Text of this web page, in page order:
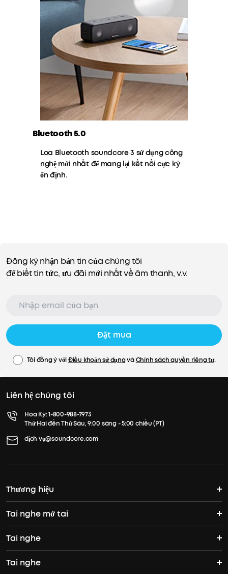
Bluetooth 5.0
Loa Bluetooth soundcore 3 sử dụng công
nghệ mới nhất để mang lại kết nối cực kỳ
ổn định.
Đăng ký nhận bản tin của chúng tôi
để biết tin tức, ưu đãi mới nhất về âm thanh, v.v.
Đặt mua
Tôi đồng ý vớiĐiều khoản sử dụngvàChính sách quyền riêng tư.
Liên hệ chúng tôi
Hoa Kỳ:1-800-988-7973
Thứ Hai đến Thứ Sáu, 9:00 sáng - 5:00 chiều (PT)
dịch vụ@soundcore.com
Thương hiệu
Câu chuyện của soundcore
Tham gia cộng đồng
Nơi để mua
Tai nghe mở tai
Tai nghe mở tai
AeroFit Pro
Tai nghe
Tai nghe
Tai nghe